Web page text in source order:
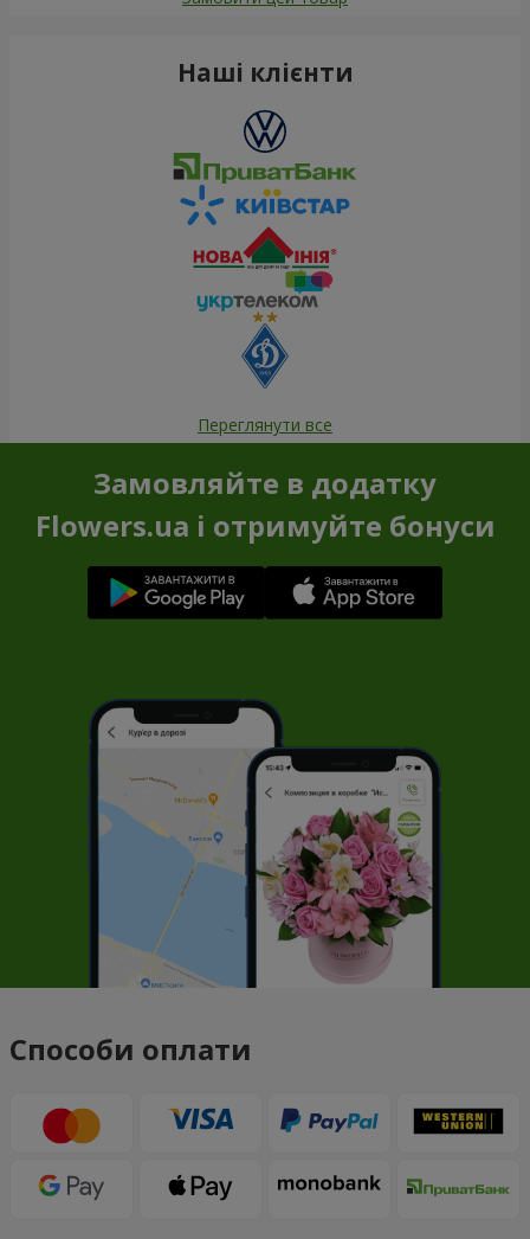
Наші клієнти
Переглянути все
Замовляйте в додатку
Flowers.ua і отримуйте бонуси
Способи оплати